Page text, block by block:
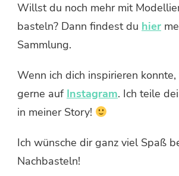
Willst du noch mehr mit
basteln? Dann findest du hier
Sammlung.
Wenn ich dich inspirieren
gerne auf Instagram. Ich teile
in meiner Story!
Ich wünsche dir ganz viel Spaß
Nachbasteln!